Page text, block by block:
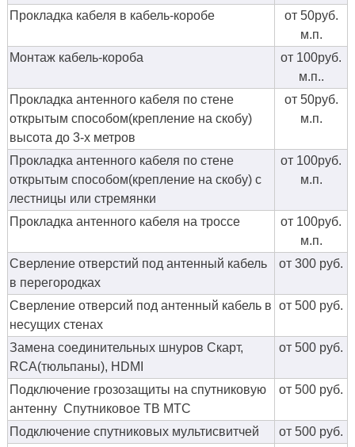
Прокладка кабеля в кабель-коробе
от 50руб.
м.п.
Монтаж кабель-короба
от 100руб.
м.п..
Прокладка антенного кабеля по стене
открытым способом(крепление на скобу)
высота до 3-х метров
от 50руб.
м.п.
Прокладка антенного кабеля по стене
открытым способом(крепление на скобу) с
лестницы или стремянки
от 100руб.
м.п.
Прокладка антенного кабеля на троссе
от 100руб.
м.п.
Сверление отверстий под антенный кабель
в перегородках
от 300 руб.
Сверление отверсий под антенный кабель в
несущих стенах
от 500 руб.
Замена соединительных шнуров Скарт,
RCA(тюльпаны), HDMI
от 500 руб.
Подключение грозозащиты на спутниковую
антенну Спутниковое ТВ МТС
от 500 руб.
Подключение спутниковых мультисвитчей
от 500 руб.